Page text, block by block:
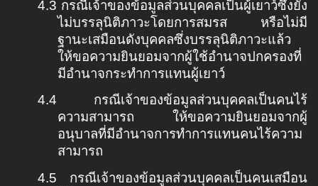
4.3 กรณีเจ้าของข้อมูลส่วนบุคคลเป็นผู้เยาว์ซึ่งยัง
ไม่บรรลุนิติภาวะโดยการสมรส หรือไม่มี
ฐานะเสมือนดังบุคคลซึ่งบรรลุนิติภาวะแล้ว
ให้ขอความยินยอมจากผู้ใช้อำนาจปกครองที่
มีอำนาจกระทำการแทนผู้เยาว์
4.4
กรณีเจ้าของข้อมูลส่วนบุคคลเป็นคนไร้
ความสามารถ ให้ขอความยินยอมจากผู้
อนุบาลที่มีอำนาจการทำการแทนคนไร้ความ
สามารถ
4.5
กรณีเจ้าของข้อมูลส่วนบุคคลเป็นคนเสมือน